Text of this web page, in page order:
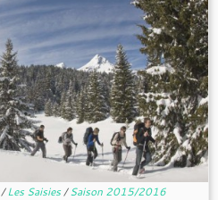
/Les Saisies/Saison 2015/2016